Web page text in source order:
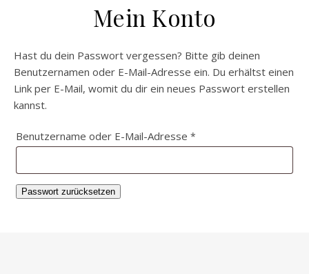
Mein Konto
Hast du dein Passwort vergessen? Bitte gib deinen
Benutzernamen oder E-Mail-Adresse ein. Du erhältst einen
Link per E-Mail, womit du dir ein neues Passwort erstellen
kannst.
Benutzername oder E-Mail-Adresse *
Passwort zurücksetzen